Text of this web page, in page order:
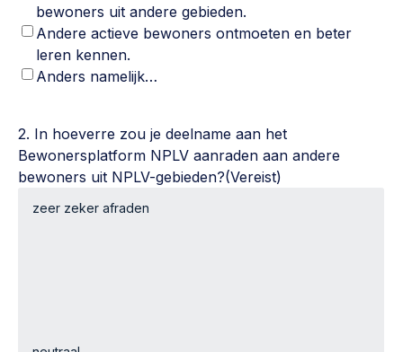
bewoners uit andere gebieden.
Andere actieve bewoners ontmoeten en beter
leren kennen.
Anders namelijk…
2. In hoeverre zou je deelname aan het
Bewonersplatform NPLV aanraden aan andere
bewoners uit NPLV-gebieden?(Vereist)